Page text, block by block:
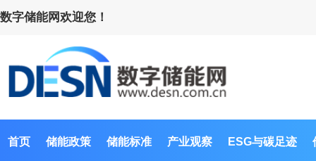
数字储能网欢迎您！
首页 储能政策 储能标准 产业观察 ESG与碳足迹